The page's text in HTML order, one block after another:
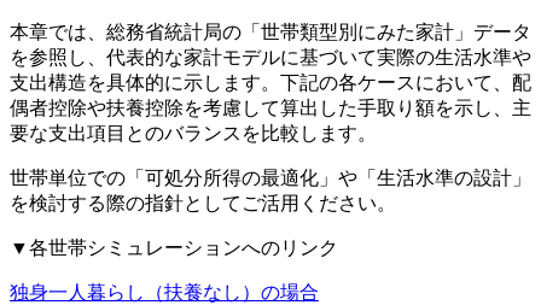
本章では、総務省統計局の「世帯類型別にみた家計」データ
を参照し、代表的な家計モデルに基づいて実際の生活水準や
支出構造を具体的に示します。下記の各ケースにおいて、配
偶者控除や扶養控除を考慮して算出した手取り額を示し、主
要な支出項目とのバランスを比較します。
世帯単位での「可処分所得の最適化」や「生活水準の設計」
を検討する際の指針としてご活用ください。
▼各世帯シミュレーションへのリンク
独身一人暮らし（扶養なし）の場合